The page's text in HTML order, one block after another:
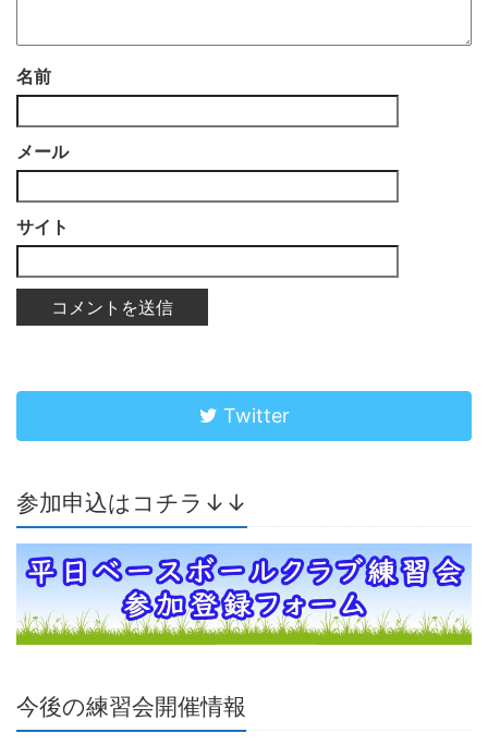
名前
メール
サイト
Twitter
参加申込はコチラ↓↓
今後の練習会開催情報